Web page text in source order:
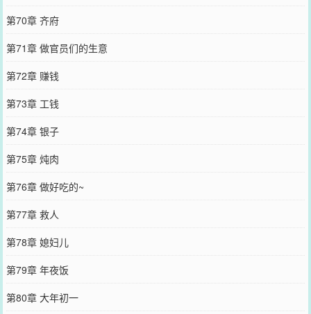
第70章 齐府
第71章 做官员们的生意
第72章 赚钱
第73章 工钱
第74章 银子
第75章 炖肉
第76章 做好吃的~
第77章 救人
第78章 媳妇儿
第79章 年夜饭
第80章 大年初一